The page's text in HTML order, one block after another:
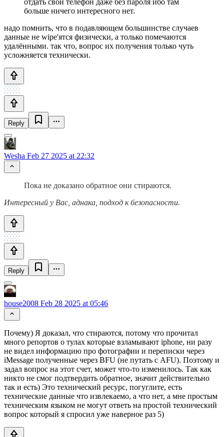
больше ничего интересного нет.
надо помнить, что в подавляющем большинстве случаев
данные не wipe'ятся физически, а только помечаются
удалёнными. так что, вопрос их получения только чуть
усложняется технически.
Reply
Wesha Feb 27 2025 at 22:32
Пока не доказано обратное они стираются.
Интересный у Вас, аднака, подход к безопасности.
Reply
house2008 Feb 28 2025 at 05:46
Почему) Я доказал, что стираются, потому что прочитал
много репортов о тулах которые взламывают iphone, ни разу
не видел информацию про фотографии и переписки через
iMessage полученные через BFU (не путать с AFU). Поэтому и
задал вопрос на этот счет, может что-то изменилось. Так как
никто не смог подтвердить обратное, значит действительно
так и есть) Это технический ресурс, погуглите, есть
технические данные что извлекаемо, а что нет, а мне простым
техническим языком не могут ответь на простой технический
вопрос который я спросил уже наверное раз 5)